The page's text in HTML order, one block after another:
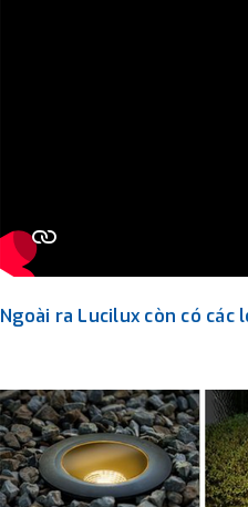
Ngoài ra Lucilux còn có các